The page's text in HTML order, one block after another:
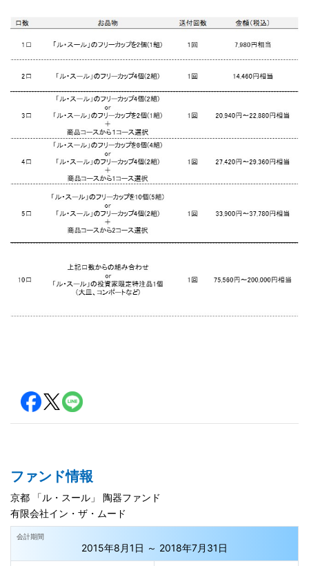
ファンド情報
京都 「ル・スール」 陶器ファンド
有限会社イン・ザ・ムード
会計期間
2015年8月1日 ～ 2018年7月31日